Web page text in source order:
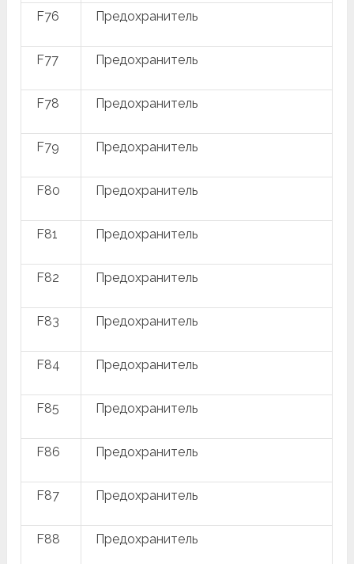
F76 Предохранитель
F77 Предохранитель
F78 Предохранитель
F79 Предохранитель
F80 Предохранитель
F81 Предохранитель
F82 Предохранитель
F83 Предохранитель
F84 Предохранитель
F85 Предохранитель
F86 Предохранитель
F87 Предохранитель
F88 Предохранитель